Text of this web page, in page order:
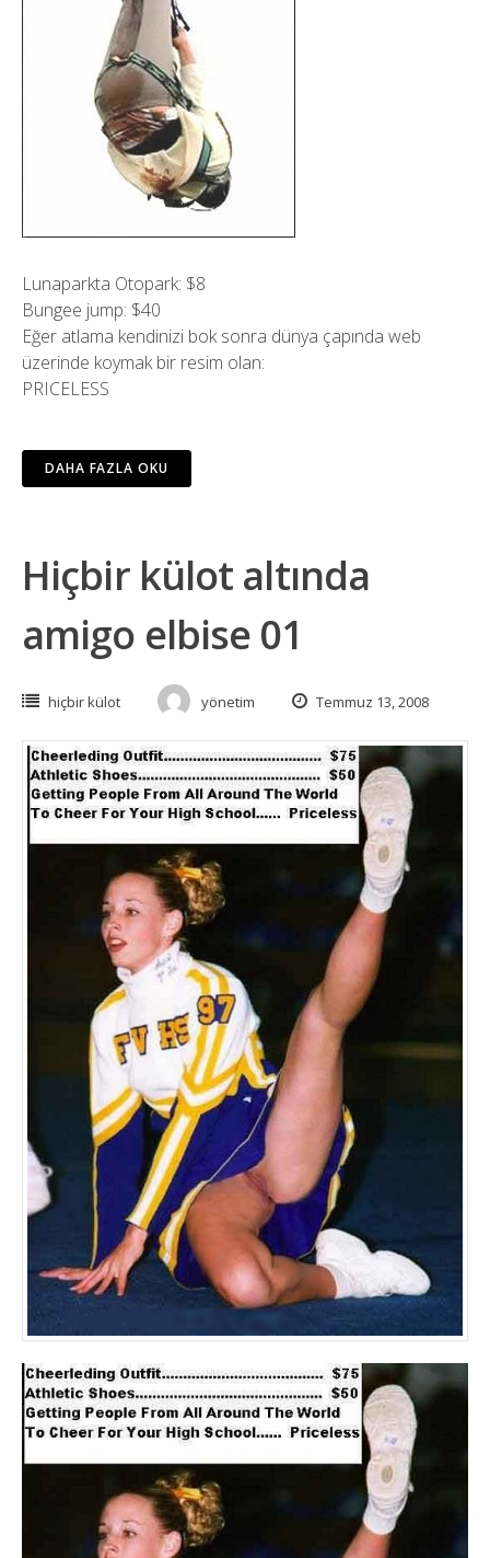
Lunaparkta Otopark: $8
Bungee jump: $40
Eğer atlama kendinizi bok sonra dünya çapında web
üzerinde koymak bir resim olan:
PRICELESS
DAHA FAZLA OKU
Hiçbir külot altında
amigo elbise 01
hiçbir külot yönetim Temmuz 13, 2008